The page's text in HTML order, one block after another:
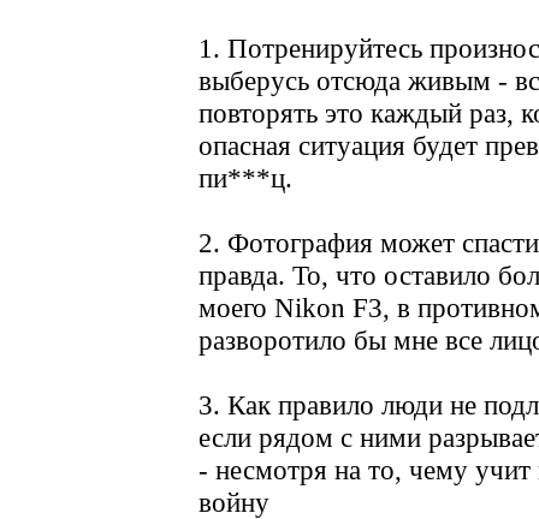
1. Потренируйтесь
выберусь отсюда живым -
повторять это каждый раз,
опасная ситуация будет
пи***ц.
2. Фотография может
правда. То, что оставило
моего Nikon F3, в
разворотило бы мне все
3. Как правило люди не
если рядом с ними
- несмотря на то, чему учит
войну